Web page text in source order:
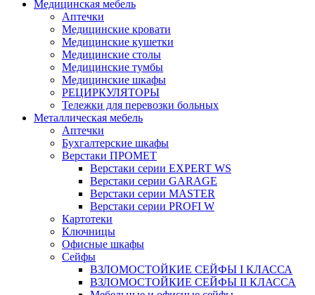
Медицинская мебель
Аптечки
Медицинские кровати
Медицинские кушетки
Медицинские столы
Медицинские тумбы
Медицинские шкафы
РЕЦИРКУЛЯТОРЫ
Тележки для перевозки больных
Металлическая мебель
Аптечки
Бухгалтерские шкафы
Верстаки ПРОМЕТ
Верстаки серии EXPERT WS
Верстаки серии GARAGE
Верстаки серии MASTER
Верстаки серии PROFI W
Картотеки
Ключницы
Офисные шкафы
Сейфы
ВЗЛОМОСТОЙКИЕ СЕЙФЫ I КЛАССА
ВЗЛОМОСТОЙКИЕ СЕЙФЫ II КЛАССА